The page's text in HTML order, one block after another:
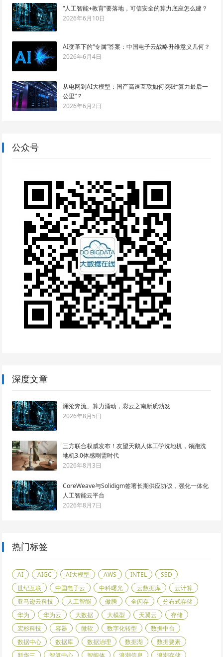
“人工智能+教育”要落地，可信安全的算力底座怎么建？
2026年6月10日
AI变革下的“专属”答案：中国电子云战略升维意义几何？
2026年6月4日
从电网到AI大模型：国产高速互联如何突破“算力最后一
公里”？
2026年6月2日
公众号
深度文章
澜沧奔流、算力涌动，彩云之南新质勃发
2026年8月5日
三方联合权威发布！友望天鹅人体工学洗地机，领跑洗
地机3.0体感刚需时代
2026年8月3日
CoreWeave与Solidigm签署长期供应协议，强化一体化
人工智能云平台
2026年8月7日
热门标签
AI AIGC AI大模型 AWS INTEL
SSD
世纪互联
中国电子云 中科曙光 云数据库
云计算
亚马逊云科技
人工智能 傲腾 全闪存
分布式存储
华为
华为云 大数据 大模型 天翼云
存储
宏杉科技
容器 微软 数字化转型
数据中台
数据中心
数据库 数据治理 数据湖
数据要素
新华三
智算中心 智能体 浪潮信息 浪潮存储